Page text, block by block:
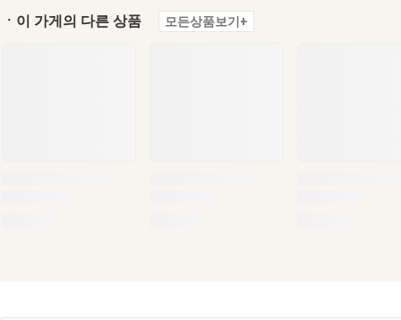
ㆍ이 가게의 다른 상품 모든상품보기+